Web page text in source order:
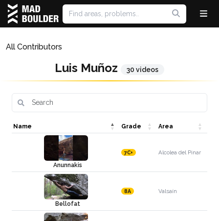
All Contributors
Luis Muñoz 30 videos
Name Grade Area
Anunnakis
7C+ Alcolea del Pinar
Bellofat
8A Valsaín